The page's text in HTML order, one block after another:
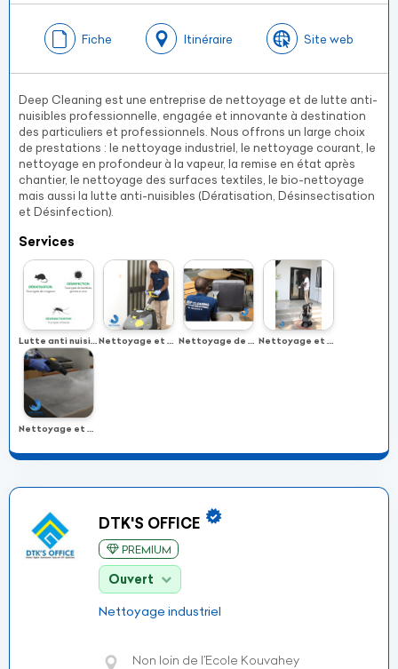
Fiche Itinéraire Site web
Deep Cleaning est une entreprise de nettoyage et de lutte anti-
nuisibles professionnelle, engagée et innovante à destination
des particuliers et professionnels. Nous offrons un large choix
de prestations : le nettoyage industriel, le nettoyage courant, le
nettoyage en profondeur à la vapeur, la remise en état après
chantier, le nettoyage des surfaces textiles, le bio-nettoyage
mais aussi la lutte anti-nuisibles (Dératisation, Désinsectisation
et Désinfection).
Services
Lutte anti nuisible Nettoyage et entretien de bureaux Nettoyage de surfaces textiles Nettoyage et entretien des extérieurs
Nettoyage et désinfection vapeur
DTK'S OFFICE
PREMIUM
Ouvert
Nettoyage industriel
Non loin de l’Ecole Kouvahey